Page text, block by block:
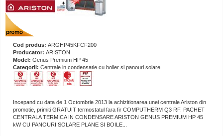
Cod produs: ARGHP45KFCF200
Producator: ARISTON
Model: Genus Premium HP 45
Categorii: Centrale in condensatie cu boiler si panouri solare
Incepand cu data de 1 Octombrie 2013 la achizitionarea unei centrale Ariston din
promotie, primiti GRATUIT termostatul fara fir COMPUTHERM Q3 RF. PACHET
CENTRALA TERMICA IN CONDENSARE ARISTON GENUS PREMIUM HP 45
kW CU PANOURI SOLARE PLANE SI BOILE...